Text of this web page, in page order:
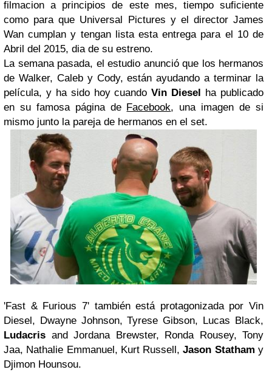
filmacion a principios de este mes, tiempo suficiente
como para que Universal Pictures y el director James
Wan cumplan y tengan lista esta entrega para el 10 de
Abril del 2015, dia de su estreno.
La semana pasada, el estudio anunció que los hermanos
de Walker, Caleb y Cody, están ayudando a terminar la
película, y ha sido hoy cuandoVin Diesel ha publicado
en su famosa página de Facebook, una imagen de si
mismo junto la pareja de hermanos en el set.
'Fast & Furious 7' también está protagonizada por Vin
Diesel, Dwayne Johnson, Tyrese Gibson, Lucas Black,
Ludacris and Jordana Brewster, Ronda Rousey, Tony
Jaa, Nathalie Emmanuel, Kurt Russell,Jason Statham y
Djimon Hounsou.